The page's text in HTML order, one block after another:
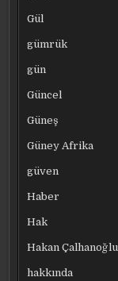
Gül
gümrük
gün
Güncel
Güneş
Güney Afrika
güven
Haber
Hak
Hakan Çalhanoğlu
hakkında